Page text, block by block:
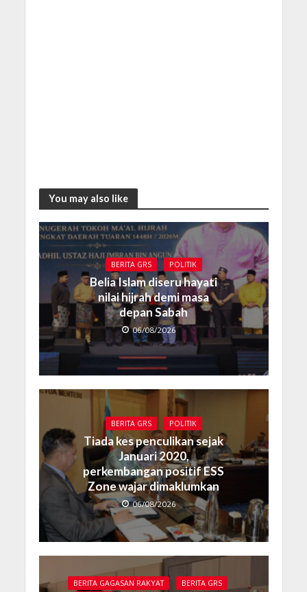
You may also like
BERITA GRS POLITIK
Belia Islam diseru hayati
nilai hijrah demi masa
depan Sabah
06/08/2026
BERITA GRS POLITIK
Tiada kes penculikan sejak
Januari 2020,
perkembangan positif ESS
Zone wajar dimaklumkan
06/08/2026
BERITA GAGASAN RAKYAT
BERITA GRS